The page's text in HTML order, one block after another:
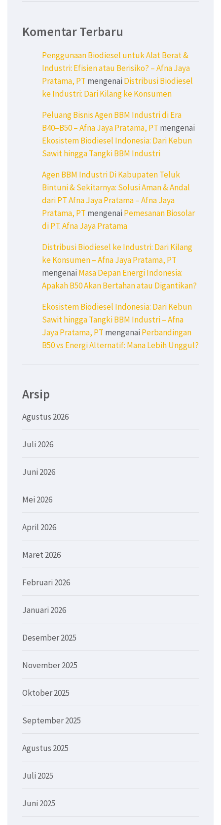
Komentar Terbaru
Penggunaan Biodiesel untuk Alat Berat &
Industri: Efisien atau Berisiko? – Afna Jaya
Pratama, PT mengenai Distribusi Biodiesel
ke Industri: Dari Kilang ke Konsumen
Peluang Bisnis Agen BBM Industri di Era
B40–B50 – Afna Jaya Pratama, PT mengenai
Ekosistem Biodiesel Indonesia: Dari Kebun
Sawit hingga Tangki BBM Industri
Agen BBM Industri Di Kabupaten Teluk
Bintuni & Sekitarnya: Solusi Aman & Andal
dari PT Afna Jaya Pratama – Afna Jaya
Pratama, PT mengenai Pemesanan Biosolar
di PT. Afna Jaya Pratama
Distribusi Biodiesel ke Industri: Dari Kilang
ke Konsumen – Afna Jaya Pratama, PT
mengenai Masa Depan Energi Indonesia:
Apakah B50 Akan Bertahan atau Digantikan?
Ekosistem Biodiesel Indonesia: Dari Kebun
Sawit hingga Tangki BBM Industri – Afna
Jaya Pratama, PT mengenai Perbandingan
B50 vs Energi Alternatif: Mana Lebih Unggul?
Arsip
Agustus 2026
Juli 2026
Juni 2026
Mei 2026
April 2026
Maret 2026
Februari 2026
Januari 2026
Desember 2025
November 2025
Oktober 2025
September 2025
Agustus 2025
Juli 2025
Juni 2025